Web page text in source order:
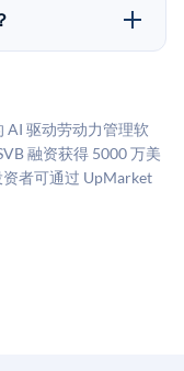
份供应情况而有
流动性不足和信
能与实际交易价
AI 驱动劳动力管理软
融资获得 5000 万美
者可通过 UpMarket